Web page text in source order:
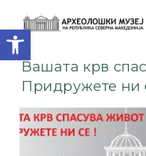
Open toolbar
Вашата крв
Придружете ни